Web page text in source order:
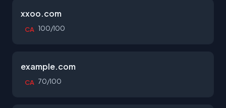
xxoo.com
CA 100/100
example.com
CA 70/100